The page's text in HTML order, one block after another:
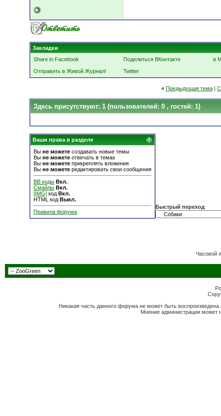
Закладки
Share in Facebook
Поделиться ВКонтакте
в
Отправить в Живой Журнал!
Twitter
« Предыдущая тема|
Здесь присутствуют: 1 (пользователей: 0 , гостей: 1)
Ваши права в разделе
Вы не можете создавать новые темы
Вы не можете отвечать в темах
Вы не можете прикреплять вложения
Вы не можете редактировать свои сообщения
BB коды Вкл.
Смайлы Вкл.
[IMG] код Вкл.
HTML код Выкл.
Правила форума
Быстрый переход
Часовой
Никакая часть данного форума не может быть
Мнение администрации может